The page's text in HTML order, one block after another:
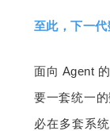
至此，下一代
面向 Agent
要一套统一
必在多套系